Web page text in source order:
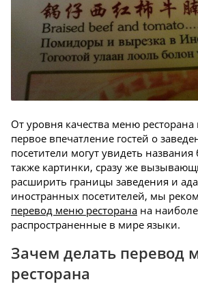
От уровня качества меню
первое впечатление гостей о
посетители могут увидеть
также картинки, сразу же
расширить границы заведения и
иностранных посетителей, мы
перевод меню ресторана на
распространенные в мире языки.
Зачем делать перевод
ресторана